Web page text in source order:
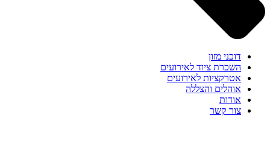
דוכני מזון
השכרת ציוד לאירועים
אטרקציות לאירועים
אוהלים והצללה
אודות
צור קשר